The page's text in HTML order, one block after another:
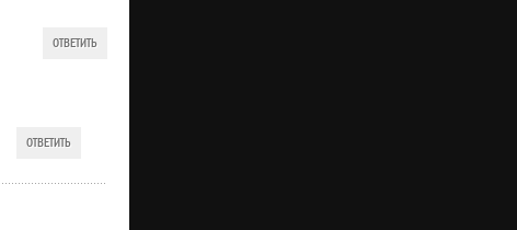
ОТВЕТИТЬ
ОТВЕТИТЬ